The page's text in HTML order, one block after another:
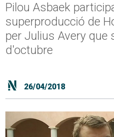
Pilou Asbaek
superproducció de
per Julius Avery que
d'octubre
26/04/2018